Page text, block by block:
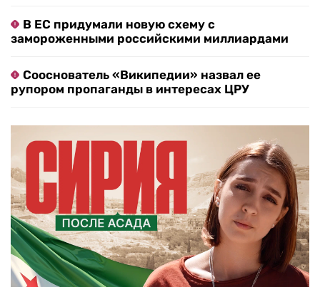
В ЕС придумали новую схему с
замороженными российскими миллиардами
Сооснователь «Википедии» назвал ее
рупором пропаганды в интересах ЦРУ